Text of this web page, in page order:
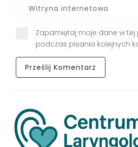
Zapamiętaj moje dane w tej
podczas pisania kolejnych